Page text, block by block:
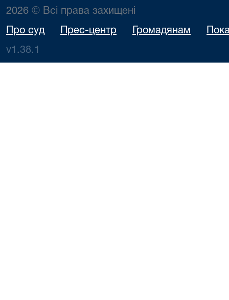
2026 © Всі права захищені
Про суд Прес-центр Громадянам
v1.38.1